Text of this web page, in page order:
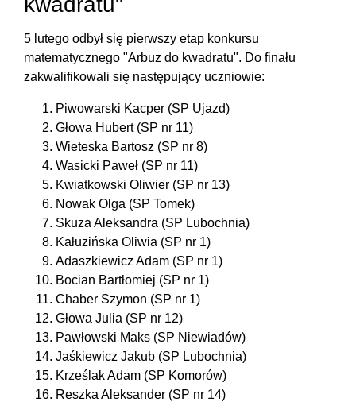
5 lutego odbył się pierwszy etap konkursu
matematycznego "Arbuz do kwadratu". Do finału
zakwalifikowali się następujący uczniowie:
Piwowarski Kacper (SP Ujazd)
Głowa Hubert (SP nr 11)
Wieteska Bartosz (SP nr 8)
Wasicki Paweł (SP nr 11)
Kwiatkowski Oliwier (SP nr 13)
Nowak Olga (SP Tomek)
Skuza Aleksandra (SP Lubochnia)
Kałuzińska Oliwia (SP nr 1)
Adaszkiewicz Adam (SP nr 1)
Bocian Bartłomiej (SP nr 1)
Chaber Szymon (SP nr 1)
Głowa Julia (SP nr 12)
Pawłowski Maks (SP Niewiadów)
Jaśkiewicz Jakub (SP Lubochnia)
Krześlak Adam (SP Komorów)
Reszka Aleksander (SP nr 14)